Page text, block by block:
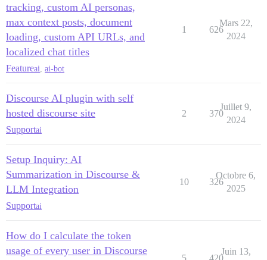
tracking, custom AI personas,
max context posts, document
loading, custom API URLs, and
localized chat titles
Featureai ai-bot
1 626
Mars 22,
2024
Discourse AI plugin with self
hosted discourse site
Supportai
2 370
Juillet 9,
2024
Setup Inquiry: AI
Summarization in Discourse &
LLM Integration
Supportai
10 326
Octobre 6,
2025
How do I calculate the token
usage of every user in Discourse
5 420
Juin 13,